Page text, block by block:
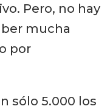
Pero, no hay
mucha
por
sólo 5.000 los